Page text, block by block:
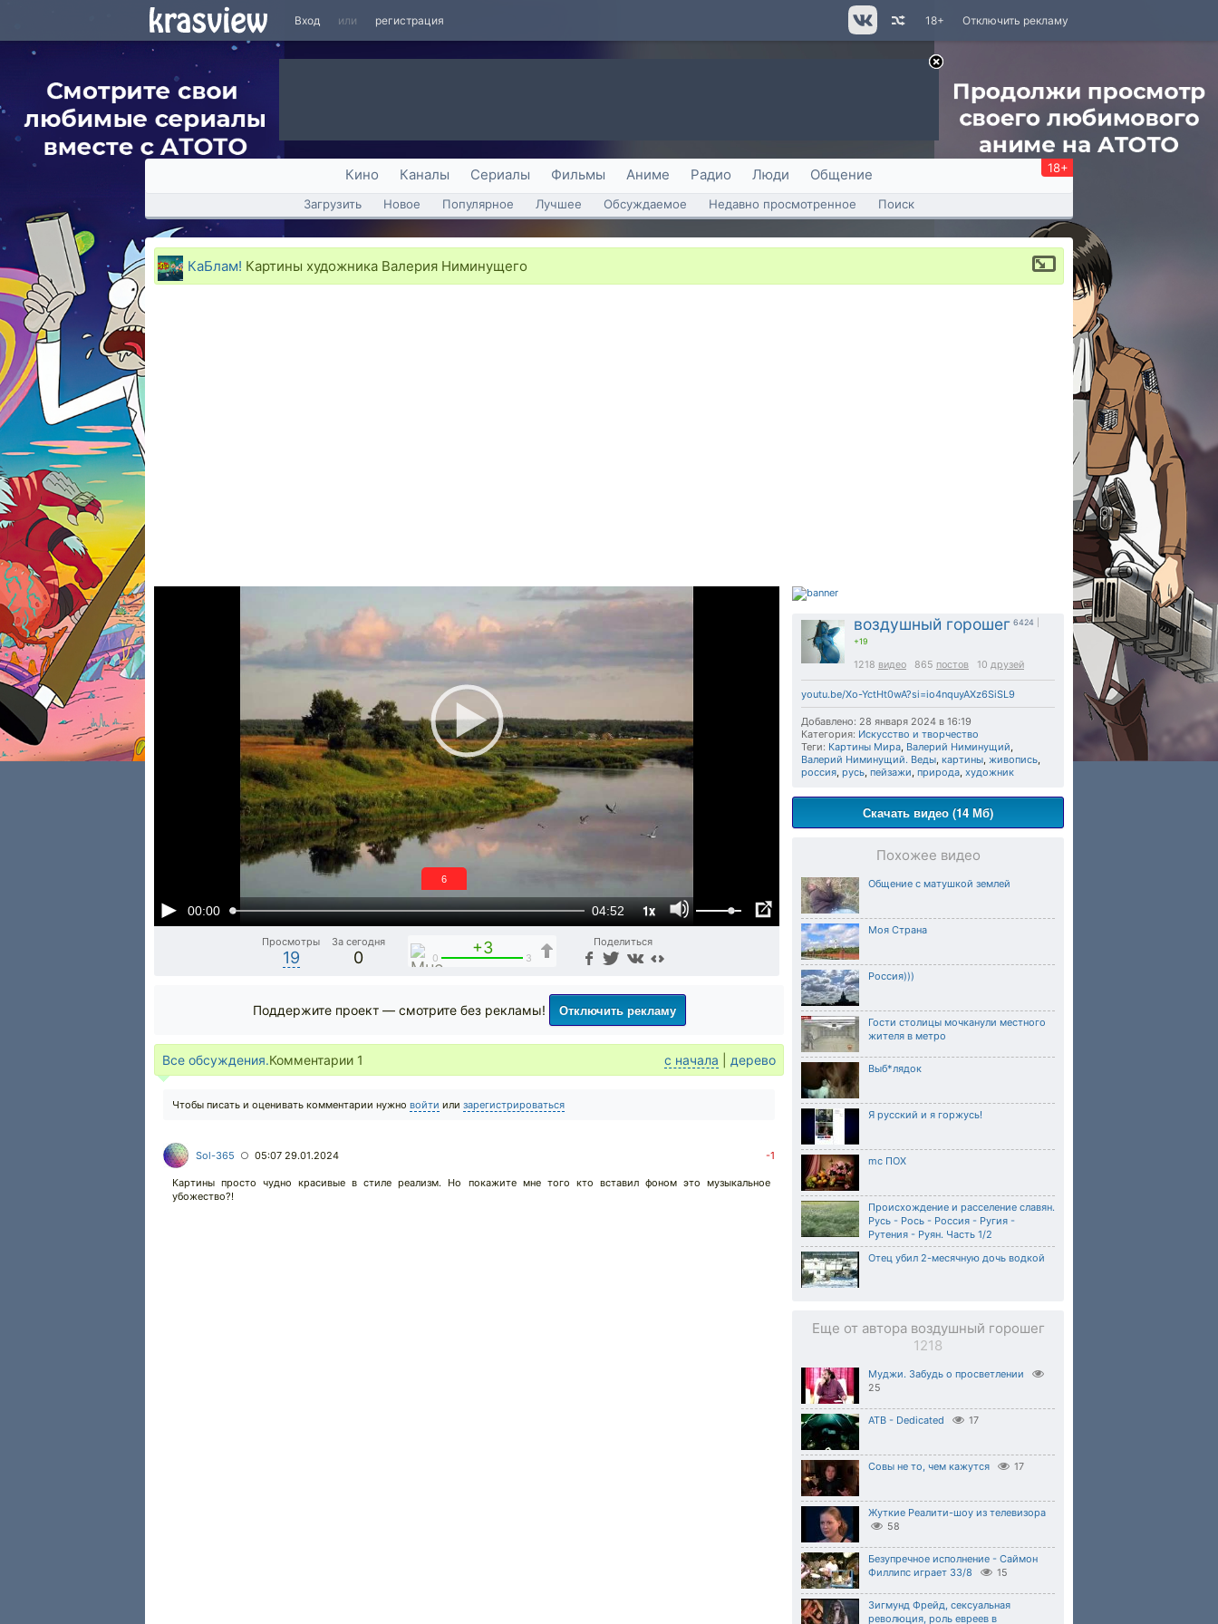
Вход или регистрация Отключить рекламу
18+
Кино Каналы Сериалы Фильмы Аниме Радио Люди Общение 18+
Загрузить Новое Популярное Лучшее Обсуждаемое Недавно просмотренное Поиск
КаБлам! Картины художника Валерия Ниминущего
00:00 04:52 1x
5
Просмотры
19
За сегодня
0
+3
0 3
Поделиться
воздушный горошег 6424
+19
1218 видео 865 постов 10 друзей
youtu.be/Xo-YctHt0wA?si=io4nquyAXz6SiSL9
Добавлено: 28 января 2024 в 16:19
Категория: Искусство и творчество
Теги: Картины Мира, Валерий Ниминущий,
Валерий Ниминущий. Веды, картины, живопись,
россия, русь, пейзажи, природа, художник
Скачать видео (14 Мб)
Похожее видео
Общение с матушкой землей
Моя Страна
Россия)))
Гости столицы мочканули местного
жителя в метро
Выб*лядок
Я русский и я горжусь!
mc ПОХ
Происхождение и расселение славян.
Русь - Рось - Россия - Ругия -
Рутения - Руян. Часть 1/2
Отец убил 2-месячную дочь водкой
Еще от автора воздушный горошег
1218
Муджи. Забудь о просветлении
25
ATB - Dedicated 17
Совы не то, чем кажутся 17
Жуткие Реалити-шоу из телевизора
58
Безупречное исполнение - Саймон
Филлипс играет 33/8
15
Зигмунд Фрейд, сексуальная
революция, роль евреев в
Поддержите проект — смотрите без рекламы! Отключить рекламу
Все обсуждения.Комментарии 1 с начала дерево
Чтобы писать и оценивать комментарии нужно войти или зарегистрироваться
Sol-365 ○ 05:07 29.01.2024 -1
Картины просто чудно красивые в стиле реализм. Но покажите мне того кто вставил фоном это музыкальное
убожество?!